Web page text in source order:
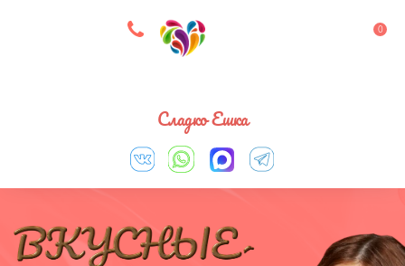
8 927 083 33 05 0
Сладко Ешка